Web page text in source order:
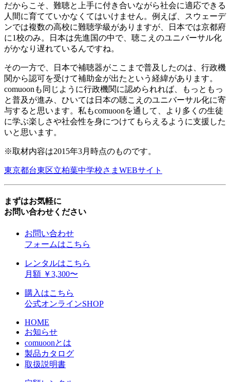
だからこそ、難聴と上手に付き合いながら社会に適応できる
人間に育てていかなくてはいけません。例えば、スウェーデ
ンでは複数の高校に難聴学級がありますが、日本では京都府
に1校のみ。日本は先進国の中で、聴こえのユニバーサル化
がかなり遅れているんですね。
その一方で、日本で補聴器がここまで普及したのは、行政機
関から認可を受けて補助金が出たという経緯があります。
comuoonも同じように行政機関に認められれば、もっともっ
と普及が進み、ひいては日本の聴こえのユニバーサル化に寄
与すると思います。私もcomuoonを通して、より多くの生徒
に学ぶ楽しさや社会性を身につけてもらえるように支援した
いと思います。
※取材内容は2015年3月時点のものです。
東京都台東区立柏葉中学校さまWEBサイト
まずはお気軽に
お問い合わせください
お問い合わせ
フォームはこちら
レンタルはこちら
月額 ￥3,300〜
購入はこちら
公式オンラインSHOP
HOME
お知らせ
comuoonとは
製品カタログ
取扱説明書